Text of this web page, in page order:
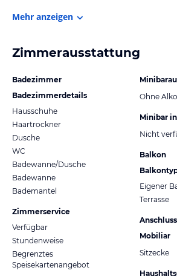
Mehr anzeigen
Zimmerausstattung
Badezimmer
Badezimmerdetails
Hausschuhe
Haartrockner
Dusche
WC
Badewanne/Dusche
Badewanne
Bademantel
Zimmerservice
Verfügbar
Stundenweise
Begrenztes
Speisekartenangebot
Ohne
Minibar
Nicht
Balkon
Eigener
Terrasse
Mobiliar
Sitzecke